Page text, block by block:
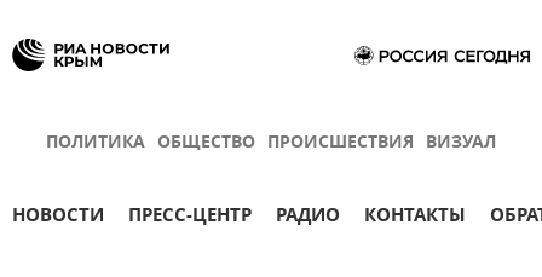
ПОЛИТИКА ОБЩЕСТВО ПРОИСШЕСТВИЯ ВИЗУАЛ
НОВОСТИ ПРЕСС-ЦЕНТР РАДИО КОНТАКТЫ